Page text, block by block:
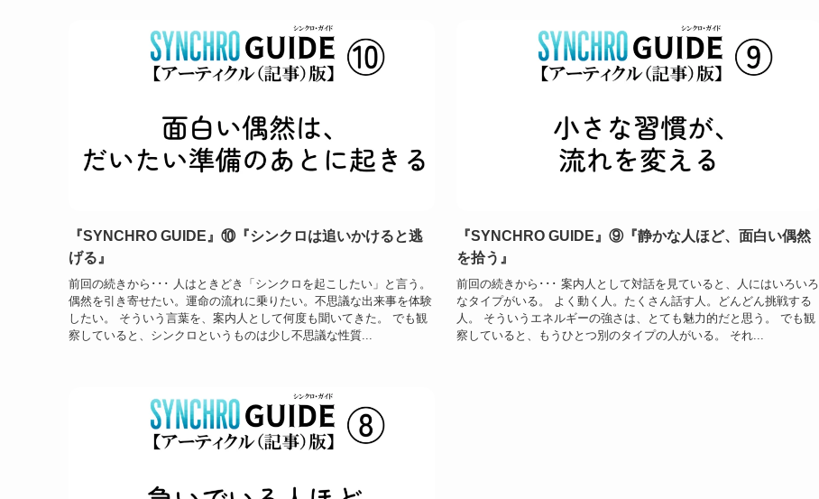
『SYNCHRO GUIDE』⑩『シンクロは追いかけると逃
げる』
前回の続きから･･･ 人はときどき「シンクロを起こしたい」と言う。
偶然を引き寄せたい。運命の流れに乗りたい。不思議な出来事を体験
したい。 そういう言葉を、案内人として何度も聞いてきた。 でも観
察していると、シンクロというものは少し不思議な性質...
『SYNCHRO GUIDE』⑨『静かな人ほど、面白い偶然
を拾う』
前回の続きから･･･ 案内人として対話を見ていると、人にはいろいろ
なタイプがいる。 よく動く人。たくさん話す人。どんどん挑戦する
人。 そういうエネルギーの強さは、とても魅力的だと思う。 でも観
察していると、もうひとつ別のタイプの人がいる。 それ...